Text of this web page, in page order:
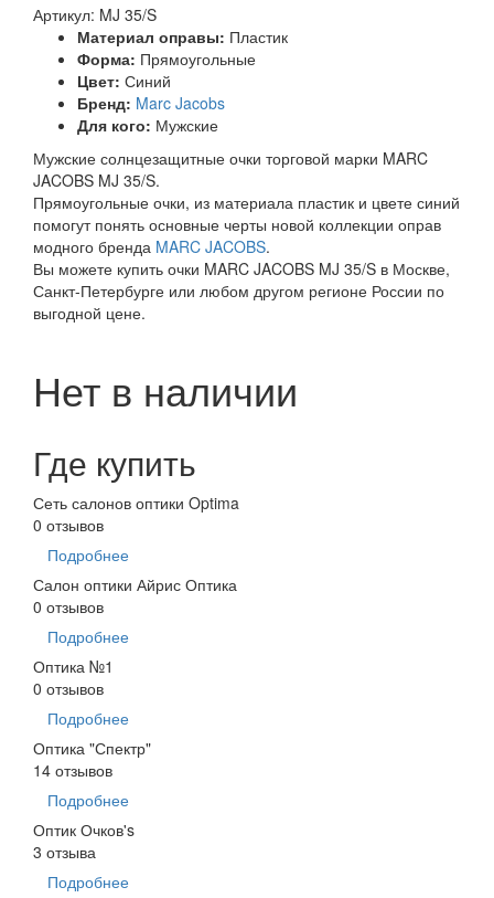
Артикул: MJ 35/S
Материал оправы: Пластик
Форма: Прямоугольные
Цвет: Синий
Бренд: Marc Jacobs
Для кого: Мужские
Мужские солнцезащитные очки торговой марки MARC
JACOBS MJ 35/S.
Прямоугольные очки, из материала пластик и цвете синий
помогут понять основные черты новой коллекции оправ
модного бренда MARC JACOBS.
Вы можете купить очки MARC JACOBS MJ 35/S в Москве,
Санкт-Петербурге или любом другом регионе России по
выгодной цене.
Нет в наличии
Где купить
Сеть салонов оптики Optima
0 отзывов
Подробнее
Салон оптики Айрис Оптика
0 отзывов
Подробнее
Оптика №1
0 отзывов
Подробнее
Оптика "Спектр"
14 отзывов
Подробнее
Оптик Очков's
3 отзыва
Подробнее